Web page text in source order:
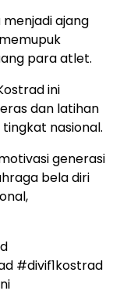
ajang
para atlet.
ini
dan latihan
nasional.
generasi
bela diri
#divif1kostrad